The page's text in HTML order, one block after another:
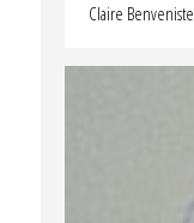
Claire Benveniste